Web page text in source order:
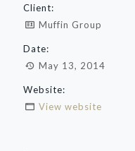
Client:
Muffin Group
Date:
May 13, 2014
Website:
View website